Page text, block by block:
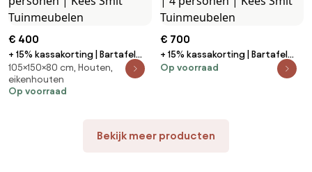
€ 400
+ 15% kassakorting | Bartafel
Bellagio | Rechthoekig |
Tuintafel Polywood | 150x80cm |
4 personen | Kees Smit
105×150×80 cm, Houten,
eikenhouten
Op voorraad
€ 700
+ 15% kassakorting | Bartafel
Bellagio | Rechthoekig |
Op voorraad
Bekijk meer producten